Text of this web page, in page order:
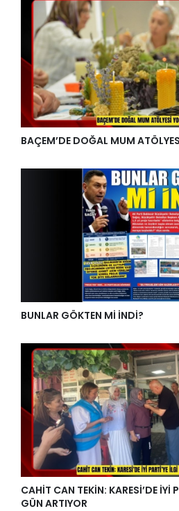
BAÇEM’DE DOĞAL MUM
BUNLAR GÖKTEN Mİ İNDİ?
CAHİT CAN TEKİN: KARESİ’DE İYİ
GÜN ARTIYOR